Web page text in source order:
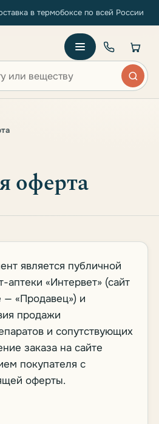
в термобоксе по всей России
оферта
является публичной
аптеки «Интервет» (сайт
«Продавец») и
продажи
и сопутствующих
заказа на сайте
покупателя с
оферты.